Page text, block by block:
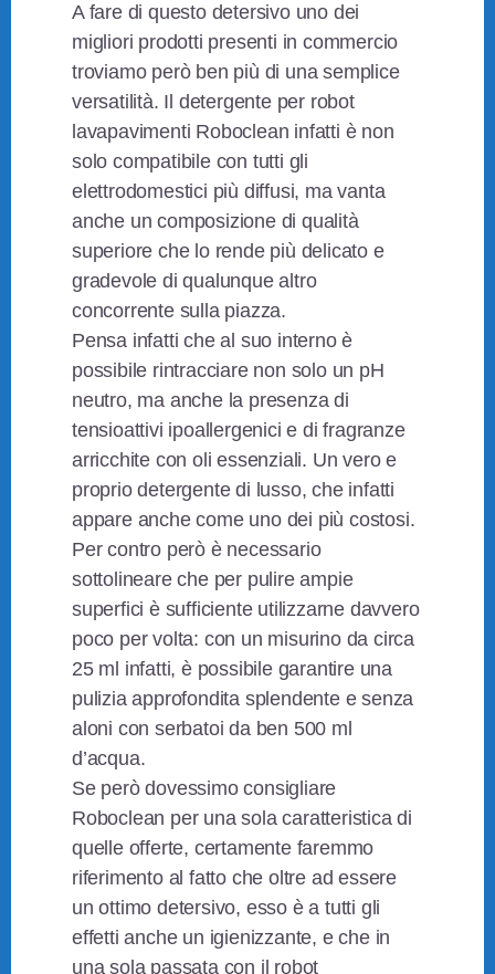
A fare di questo detersivo uno dei
migliori prodotti presenti in commercio
troviamo però ben più di una semplice
versatilità. Il detergente per robot
lavapavimenti Roboclean infatti è non
solo compatibile con tutti gli
elettrodomestici più diffusi, ma vanta
anche un composizione di qualità
superiore che lo rende più delicato e
gradevole di qualunque altro
concorrente sulla piazza.
Pensa infatti che al suo interno è
possibile rintracciare non solo un pH
neutro, ma anche la presenza di
tensioattivi ipoallergenici e di fragranze
arricchite con oli essenziali. Un vero e
proprio detergente di lusso, che infatti
appare anche come uno dei più costosi.
Per contro però è necessario
sottolineare che per pulire ampie
superfici è sufficiente utilizzarne davvero
poco per volta: con un misurino da circa
25 ml infatti, è possibile garantire una
pulizia approfondita splendente e senza
aloni con serbatoi da ben 500 ml
d’acqua.
Se però dovessimo consigliare
Roboclean per una sola caratteristica di
quelle offerte, certamente faremmo
riferimento al fatto che oltre ad essere
un ottimo detersivo, esso è a tutti gli
effetti anche un igienizzante, e che in
una sola passata con il robot